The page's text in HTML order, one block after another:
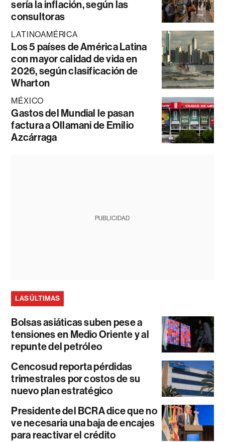
sería la inflación, según las
consultoras
LATINOAMÉRICA
Los 5 países de América Latina
con mayor calidad de vida en
2026, según clasificación de
Wharton
MÉXICO
Gastos del Mundial le pasan
factura a Ollamani de Emilio
Azcárraga
PUBLICIDAD
LAS ÚLTIMAS
Bolsas asiáticas suben pese a
tensiones en Medio Oriente y al
repunte del petróleo
Cencosud reporta pérdidas
trimestrales por costos de su
nuevo plan estratégico
Presidente del BCRA dice que no
ve necesaria una baja de encajes
para reactivar el crédito